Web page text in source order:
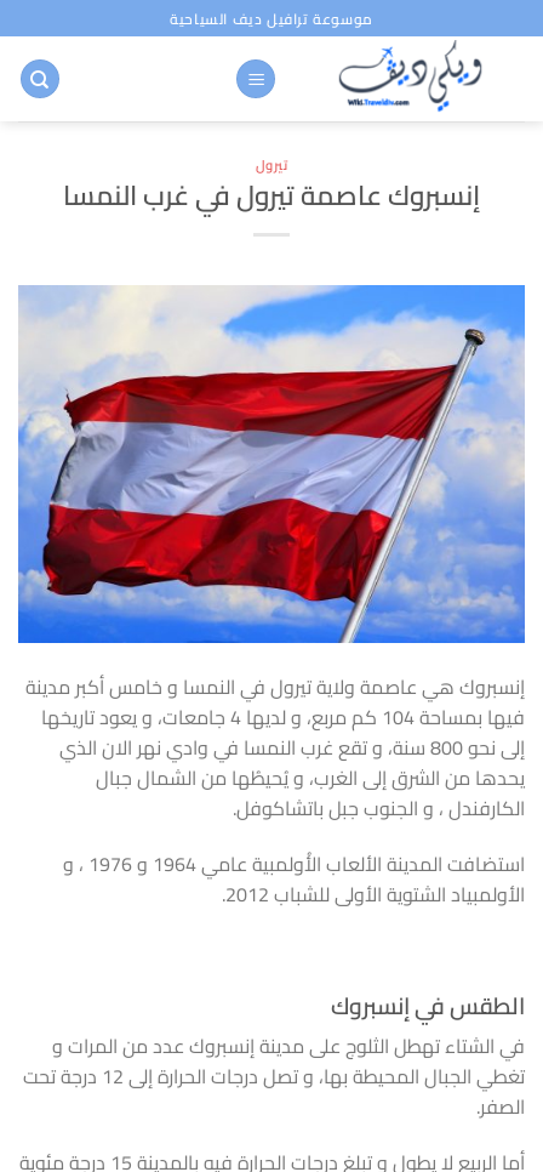
للمحتوى
موسوعة ترافيل ديف السياحية
تيرول
إنسبروك عاصمة تيرول في غرب النمسا
إنسبروك هي عاصمة ولاية تيرول في النمسا و خامس أكبر مدينة
فيها بمساحة 104 كم مربع، و لديها 4 جامعات، و يعود تاريخها
إلى نحو 800 سنة، و تقع غرب النمسا في وادي نهر الان الذي
يحدها من الشرق إلى الغرب، و يُحيطُها من الشمال جبال
الكارفندل ، و الجنوب جبل باتشاكوفل.
استضافت المدينة الألعاب الأُولمبية عامي 1964 و 1976 ، و
الأولمبياد الشتوية الأولى للشباب 2012.
الطقس في إنسبروك
في الشتاء تهطل الثلوج على مدينة إنسبروك عدد من المرات و
تغطي الجبال المحيطة بها، و تصل درجات الحرارة إلى 12 درجة تحت
الصفر.
أما الربيع لا يطول و تبلغ درجات الحرارة فيه بالمدينة 15 درجة مئوية